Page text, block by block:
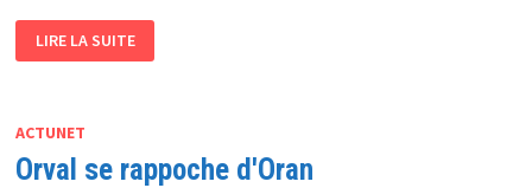
AVRIL
DE
1H
SE
RAPPOCHE
LIRE LA SUITE
ACTUNET
Orval se rappoche d'Oran